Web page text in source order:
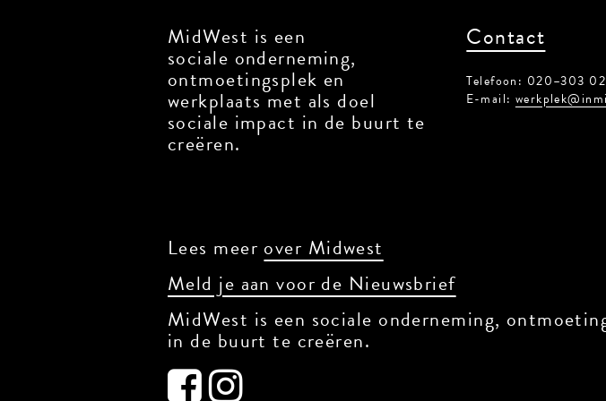
MidWest is een
sociale onderneming,
ontmoetingsplek en
werkplaats met als doel
sociale impact in de buurt te
creëren.
Contact
Telefoon: 020–303
E-mail:
Lees meer over Midwest
Meld je aan voor de Nieuwsbrief
MidWest is een sociale onderneming,
in de buurt te creëren.